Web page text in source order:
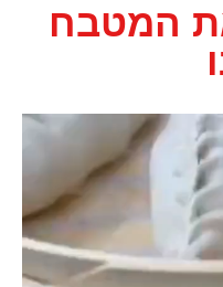
המטבח